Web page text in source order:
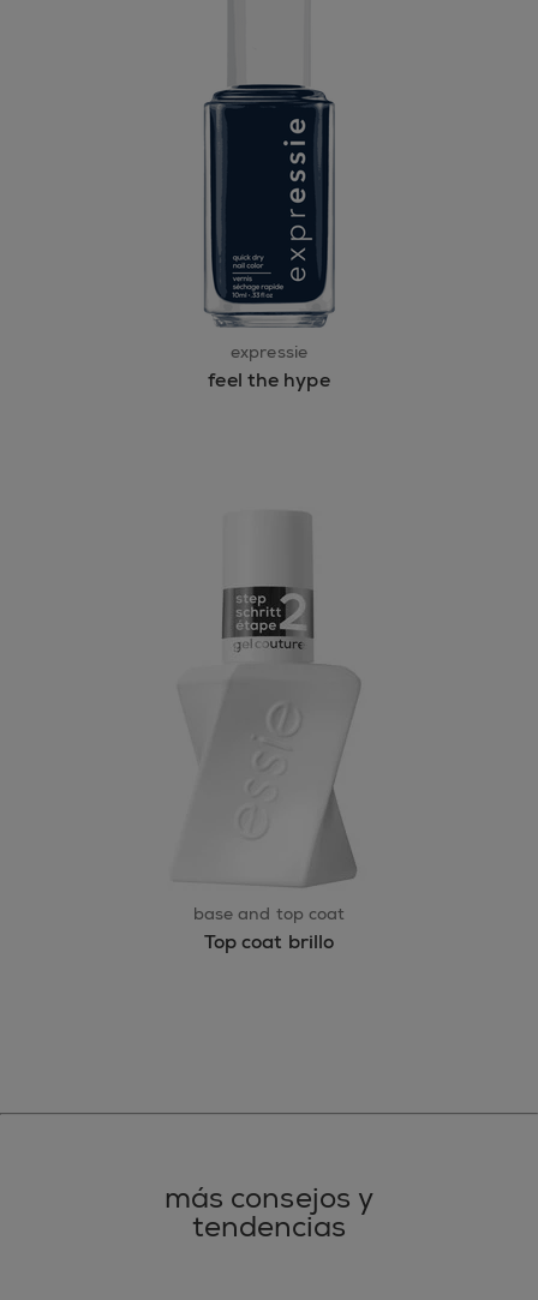
expressie
feel the hype
base and top coat
Top coat brillo
más consejos y
tendencias